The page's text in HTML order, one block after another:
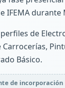
IFEMA durante
de
Carrocerías,
Básico.
de incorporación